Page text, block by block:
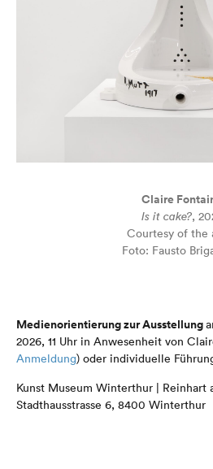
Claire
Is it cake?,
Courtesy of the
Foto: Fausto
Medienorientierung zur Ausstellung
2026, 11 Uhr in Anwesenheit von
Anmeldung) oder individuelle
Kunst Museum Winterthur | Reinhart
Stadthausstrasse 6, 8400 Winterthur